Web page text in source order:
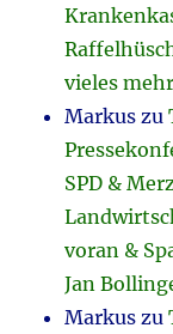
vieles mehr
Markus zu
SPD &
voran &
Jan
Markus zu